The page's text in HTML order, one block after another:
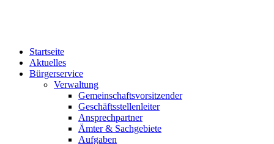
Startseite
Aktuelles
Bürgerservice
Verwaltung
Gemeinschaftsvorsitzender
Geschäftsstellenleiter
Ansprechpartner
Ämter & Sachgebiete
Aufgaben